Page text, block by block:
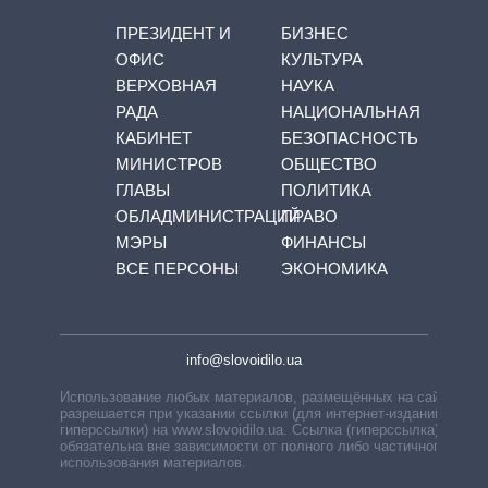
ПРЕЗИДЕНТ И
ОФИС
ВЕРХОВНАЯ
РАДА
КАБИНЕТ
МИНИСТРОВ
ГЛАВЫ
ОБЛАДМИНИСТРАЦИЙ
МЭРЫ
ВСЕ ПЕРСОНЫ
БИЗНЕС
КУЛЬТУРА
НАУКА
НАЦИОНАЛЬНАЯ
БЕЗОПАСНОСТЬ
ОБЩЕСТВО
ПОЛИТИКА
ПРАВО
ФИНАНСЫ
ЭКОНОМИКА
info@slovoidilo.ua
Использование любых материалов, размещённых на сайте,
разрешается при указании ссылки (для интернет-изданий —
гиперссылки) на www.slovoidilo.ua. Ссылка (гиперссылка)
обязательна вне зависимости от полного либо частичного
использования материалов.